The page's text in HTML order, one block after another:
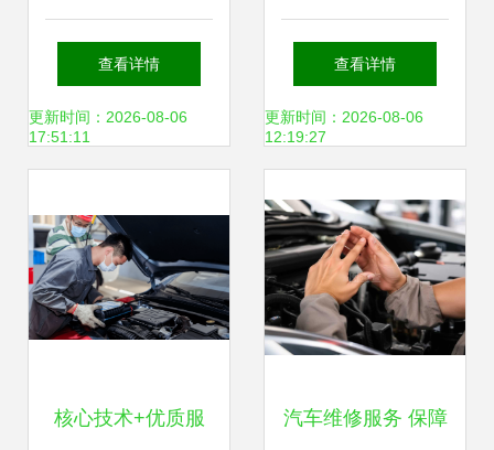
应用 厂中厂（浩然
大名）产品显奇
查看详情
更新时间：2026-08-06
17:51:11
理厂 专业汽车维
修，为您的爱车保
查看详情
更新时间：2026-08-06
12:19:27
核心技术+优质服 汽车维修服务 保障